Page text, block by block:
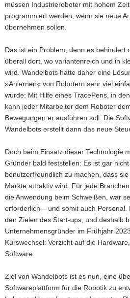
müssen Industrieroboter mit hohem
programmiert werden, wenn sie neue
übernehmen sollen.
Das ist ein Problem, denn es behindert
überall dort, wo variantenreich und in
wird. Wandelbots hatte daher eine
»Anlernen« von Robotern sehr viel
wurde: Mit Hilfe eines TracePens, in
kann jeder Mitarbeiter dem Roboter
Bewegungen er ausführen soll. Die
Wandelbots erstellt dann das neue
Doch beim Einsatz dieser Technologie
Gründer bald feststellen: Es ist gar
benutzerfreundlich zu machen, dass
Märkte attraktiv wird. Für jede
die Anwendung beim Schweißen, war
erforderlich – und somit auch Personal.
den Zielen des Start-ups, und deshalb
Unternehmensgründer im Frühjahr
Kurswechsel: Verzicht auf die
Software.
Ziel von Wandelbots ist es nun, eine
Softwareplattform für die Robotik zu